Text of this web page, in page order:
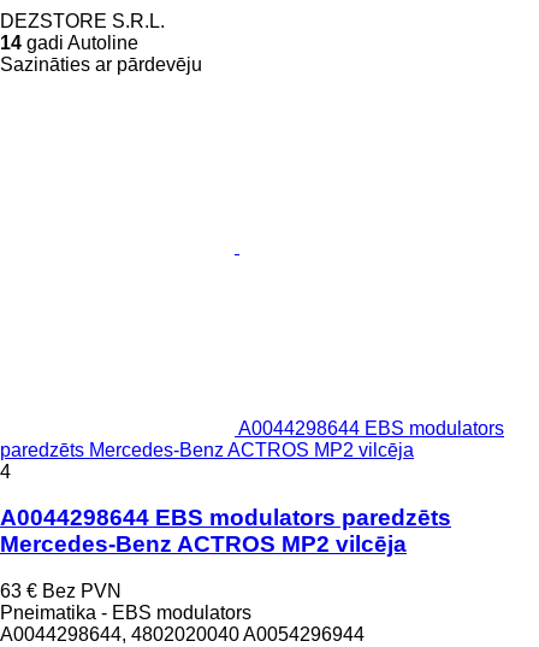
DEZSTORE S.R.L.
14 gadi Autoline
Sazināties ar pārdevēju
A0044298644 EBS modulators
paredzēts Mercedes-Benz ACTROS MP2 vilcēja
4
A0044298644 EBS modulators paredzēts
Mercedes-Benz ACTROS MP2 vilcēja
63 € Bez PVN
Pneimatika - EBS modulators
A0044298644, 4802020040 A0054296944